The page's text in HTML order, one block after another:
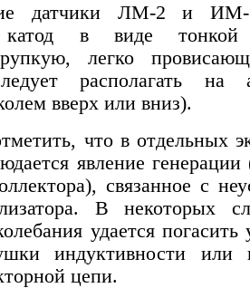
датчики ЛМ-2 и
катод в виде
легко
располагать на
вверх или вниз).
что в отдельных
явление генерации
связанное с
В некоторых
удается погасить
индуктивности или
цепи.